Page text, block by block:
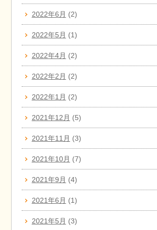
2022年6月 (2)
2022年5月 (1)
2022年4月 (2)
2022年2月 (2)
2022年1月 (2)
2021年12月 (5)
2021年11月 (3)
2021年10月 (7)
2021年9月 (4)
2021年6月 (1)
2021年5月 (3)